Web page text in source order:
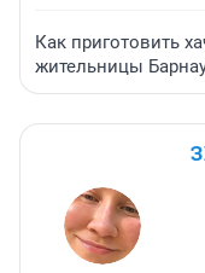
Как приготовить
жительницы